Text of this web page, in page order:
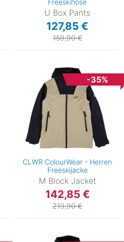
Freeskihose
U Box Pants
127,85 €
159,90 €
-35%
CLWR ColourWear - Herren
Freeskijacke
M Block Jacket
142,85 €
219,90 €